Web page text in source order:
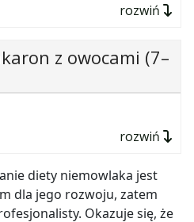
umyj i obierz, a następnie
Mięso również umyj
tłuszczu. Wodę zagotuj.
a następnie warzywa i
a później rozdrobnij
owoc w kostkę.
dodaj jabłko. Całość
się nie rozpadło
dziecku łyżeczką po
temperatury.
rozwiń
z owocami (7–
rozwiń
diety niemowlaka jest
dla jego rozwoju, zatem
Okazuje się, że